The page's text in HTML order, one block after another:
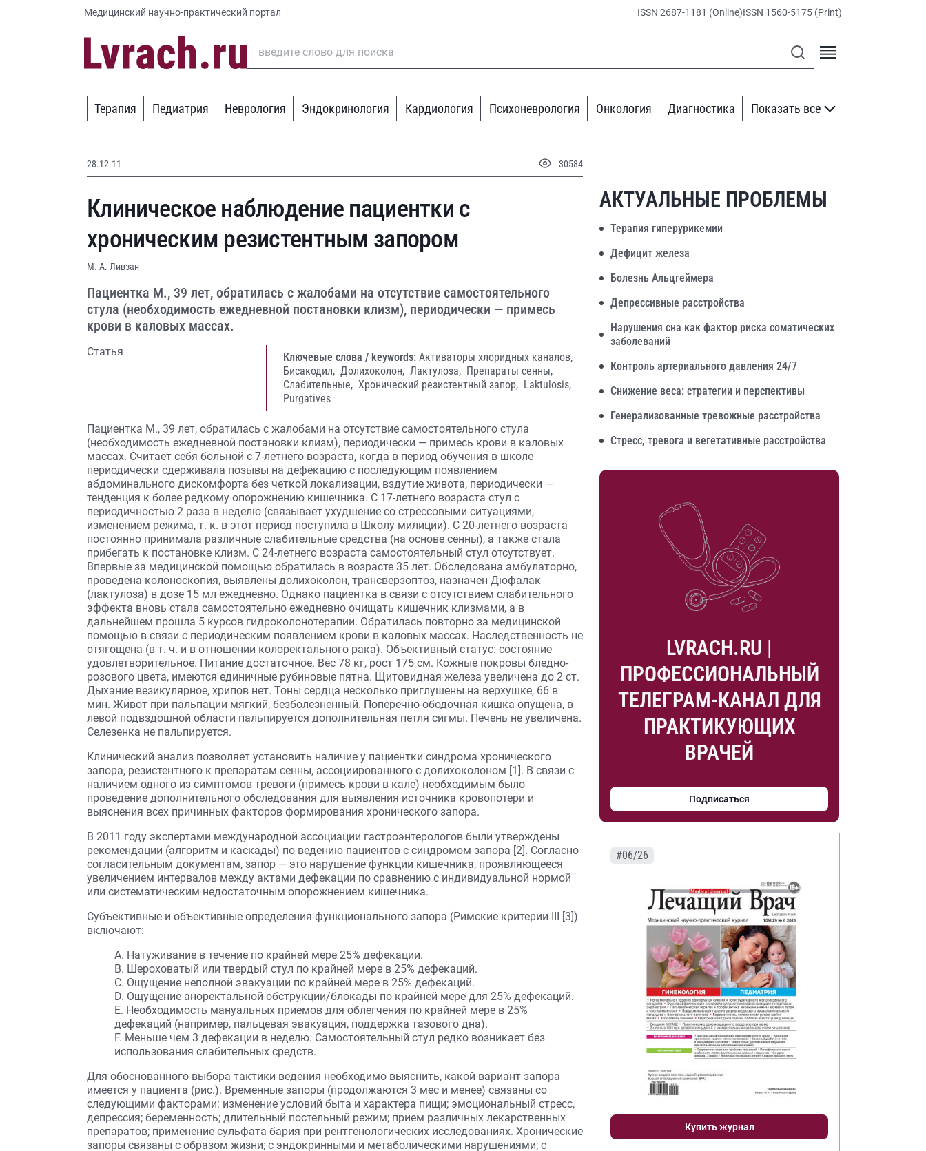
Медицинский научно-практический портал ISSN 2687-1181 (Online)ISSN 1560-5175 (Print)
Терапия Педиатрия Неврология Эндокринология Кардиология Психоневрология Онкология Диагностика Показать все
28.12.11 30584
Клиническое наблюдение пациентки с
хроническим резистентным запором
М. А. Ливзан
Пациентка М., 39 лет, обратилась с жалобами на отсутствие самостоятельного
стула (необходимость ежедневной постановки клизм), периодически — примесь
крови в каловых массах.
Статья Ключевые слова / keywords: Активаторы хлоридных каналов,
Бисакодил, Долихоколон, Лактулоза, Препараты сенны,
Слабительные, Хронический резистентный запор, Laktulosis,
Purgatives
Пациентка М., 39 лет, обратилась с жалобами на отсутствие самостоятельного стула
(необходимость ежедневной постановки клизм), периодически — примесь крови в каловых
массах. Считает себя больной с 7-летнего возраста, когда в период обучения в школе
периодически сдерживала позывы на дефекацию с последующим появлением
абдоминального дискомфорта без четкой локализации, вздутие живота, периодически —
тенденция к более редкому опорожнению кишечника. С 17-летнего возраста стул с
периодичностью 2 раза в неделю (связывает ухудшение со стрессовыми ситуациями,
изменением режима, т. к. в этот период поступила в Школу милиции). С 20-летнего возраста
постоянно принимала различные слабительные средства (на основе сенны), а также стала
прибегать к постановке клизм. С 24-летнего возраста самостоятельный стул отсутствует.
Впервые за медицинской помощью обратилась в возрасте 35 лет. Обследована амбулаторно,
проведена колоноскопия, выявлены долихоколон, трансверзоптоз, назначен Дюфалак
(лактулоза) в дозе 15 мл ежедневно. Однако пациентка в связи с отсутствием слабительного
эффекта вновь стала самостоятельно ежедневно очищать кишечник клизмами, а в
дальнейшем прошла 5 курсов гидроколонотерапии. Обратилась повторно за медицинской
помощью в связи с периодическим появлением крови в каловых массах. Наследственность не
отягощена (в т. ч. и в отношении колоректального рака). Объективный статус: состояние
удовлетворительное. Питание достаточное. Вес 78 кг, рост 175 см. Кожные покровы бледно-
розового цвета, имеются единичные рубиновые пятна. Щитовидная железа увеличена до 2 ст.
Дыхание везикулярное, хрипов нет. Тоны сердца несколько приглушены на верхушке, 66 в
мин. Живот при пальпации мягкий, безболезненный. Поперечно-ободочная кишка опущена, в
левой подвздошной области пальпируется дополнительная петля сигмы. Печень не увеличена.
Селезенка не пальпируется.
Клинический анализ позволяет установить наличие у пациентки синдрома хронического
запора, резистентного к препаратам сенны, ассоциированного с долихоколоном [1]. В связи с
наличием одного из симптомов тревоги (примесь крови в кале) необходимым было
проведение дополнительного обследования для выявления источника кровопотери и
выяснения всех причинных факторов формирования хронического запора.
В 2011 году экспертами международной ассоциации гастроэнтерологов были утверждены
рекомендации (алгоритм и каскады) по ведению пациентов с синдромом запора [2]. Согласно
согласительным документам, запор — это нарушение функции кишечника, проявляющееся
увеличением интервалов между актами дефекации по сравнению с индивидуальной нормой
или систематическим недостаточным опорожнением кишечника.
Субъективные и объективные определения функционального запора (Римские критерии III [3])
включают:
А. Натуживание в течение по крайней мере 25% дефекации.
В. Шероховатый или твердый стул по крайней мере в 25% дефекаций.
С. Ощущение неполной эвакуации по крайней мере в 25% дефекаций.
D. Ощущение аноректальной обструкции/блокады по крайней мере для 25% дефекаций.
Е. Необходимость мануальных приемов для облегчения по крайней мере в 25%
дефекаций (например, пальцевая эвакуация, поддержка тазового дна).
F. Меньше чем 3 дефекации в неделю. Самостоятельный стул редко возникает без
использования слабительных средств.
Для обоснованного выбора тактики ведения необходимо выяснить, какой вариант запора
имеется у пациента (рис.). Временные запоры (продолжаются 3 мес и менее) связаны со
следующими факторами: изменение условий быта и характера пищи; эмоциональный стресс,
депрессия; беременность; длительный постельный режим; прием различных лекарственных
препаратов; применение сульфата бария при рентгенологических исследованиях. Хронические
запоры связаны с образом жизни; с эндокринными и метаболическими нарушениями; с
АКТУАЛЬНЫЕ ПРОБЛЕМЫ
Терапия гиперурикемии
Дефицит железа
Болезнь Альцгеймера
Депрессивные расстройства
Нарушения сна как фактор риска соматических
заболеваний
Контроль артериального давления 24/7
Снижение веса: стратегии и перспективы
Генерализованные тревожные расстройства
Стресс, тревога и вегетативные расстройства
LVRACH.RU |
ПРОФЕССИОНАЛЬНЫЙ
ТЕЛЕГРАМ-КАНАЛ ДЛЯ
ПРАКТИКУЮЩИХ
ВРАЧЕЙ
Подписаться
#06/26
Купить журнал